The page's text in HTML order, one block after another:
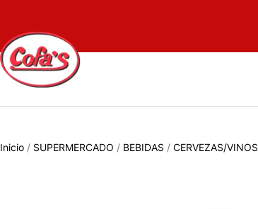
Inicio / SUPERMERCADO / BEBIDAS / CERVEZAS/VINOS